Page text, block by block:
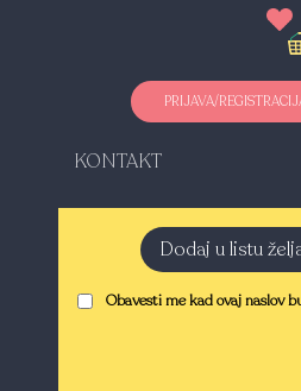
PRIJAVA/
KONTAKT
Dodaj u listu
Obavesti me kad ovaj naslov